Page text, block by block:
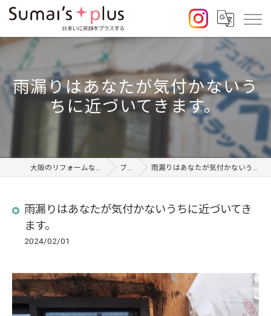
雨漏りはあなたが気付かないう
ちに近づいてきます。
大阪のリフォームならSumai's Plus ブログ 雨漏りはあなたが気付かないうちに近づいてきます。
雨漏りはあなたが気付かないうちに近づいてき
ます。
2024/02/01